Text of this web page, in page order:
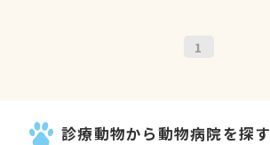
1
診療動物から動物病院を探す